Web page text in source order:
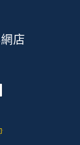
店
或者SIGNAL去：